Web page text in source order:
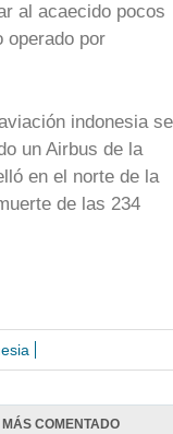
al acaecido pocos
operado por
indonesia se
un Airbus de la
en el norte de la
de las 234
MÁS COMENTADO